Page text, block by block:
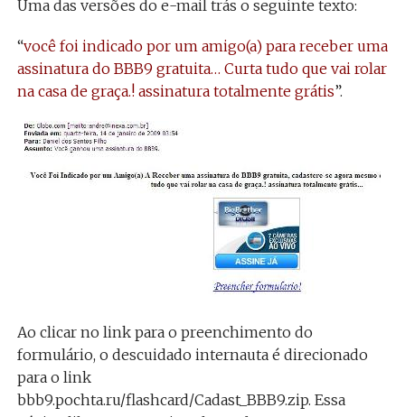
Uma das versões do e-mail trás o seguinte texto:
“você foi indicado por um amigo(a) para receber uma
assinatura do BBB9 gratuita… Curta tudo que vai rolar
na casa de graça.! assinatura totalmente grátis”.
Ao clicar no link para o preenchimento do
formulário, o descuidado internauta é direcionado
para o link
bbb9.pochta.ru/flashcard/Cadast_BBB9.zip. Essa